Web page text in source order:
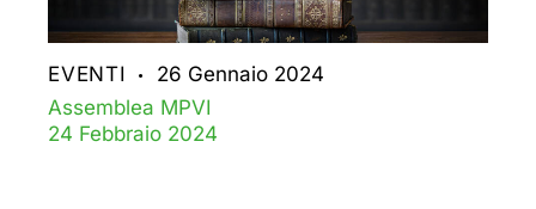
EVENTI
26 Gennaio 2024
Assemblea MPVI
24 Febbraio 2024